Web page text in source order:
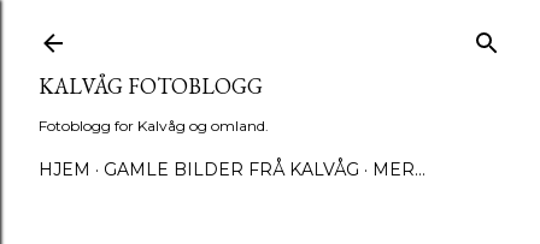
KALVÅG FOTOBLOGG
Fotoblogg for Kalvåg og omland.
HJEM GAMLE BILDER FRÅ KALVÅG MER…